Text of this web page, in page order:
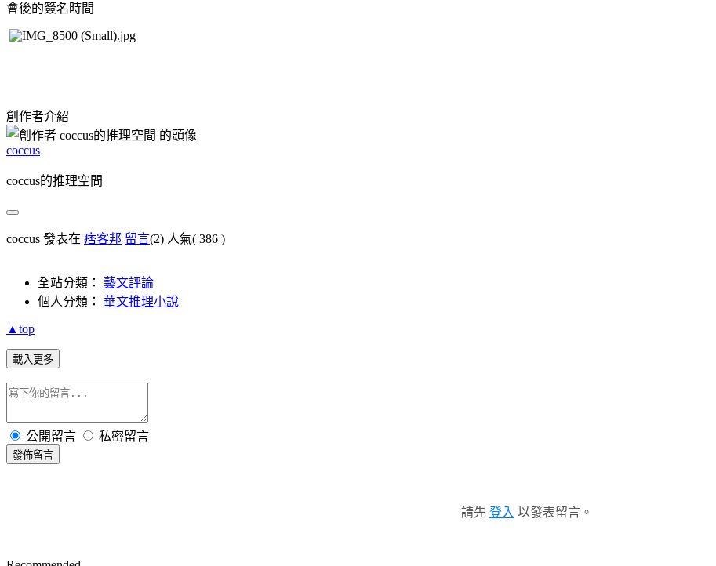
會後的簽名時間
創作者介紹
coccus
coccus的推理空間
coccus 發表在 痞客邦 留言(2) 人氣( 386 )
全站分類： 藝文評論
個人分類： 華文推理小說
▲top
載入更多
公開留言 私密留言
發佈留言
請先 登入 以發表留言。